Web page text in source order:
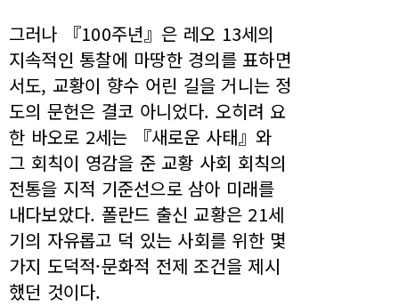
그러나 『100주년』은 레오 13세의
지속적인 통찰에 마땅한 경의를 표하면
서도, 교황이 향수 어린 길을 거니는 정
도의 문헌은 결코 아니었다. 오히려 요
한 바오로 2세는 『새로운 사태』와
그 회칙이 영감을 준 교황 사회 회칙의
전통을 지적 기준선으로 삼아 미래를
내다보았다. 폴란드 출신 교황은 21세
기의 자유롭고 덕 있는 사회를 위한 몇
가지 도덕적·문화적 전제 조건을 제시
했던 것이다.